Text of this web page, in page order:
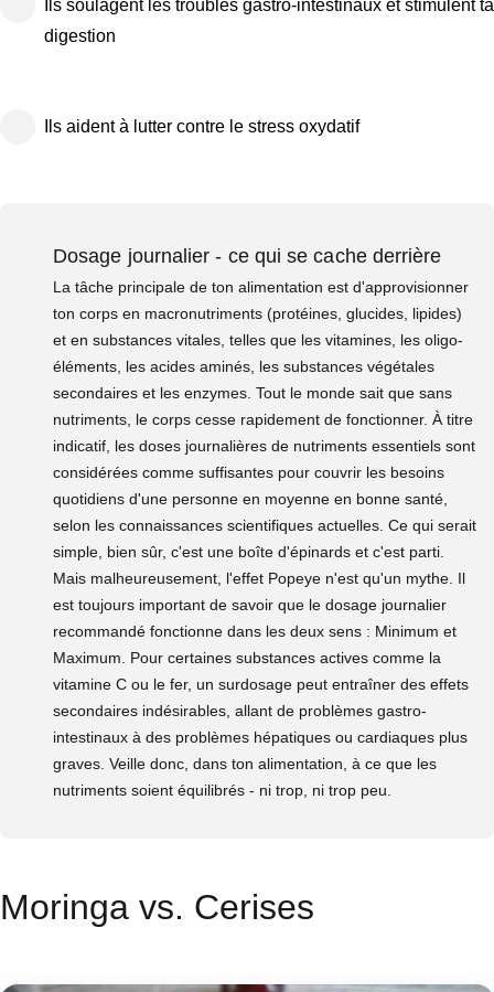
Ils soulagent les troubles gastro-intestinaux et stimulent ta
digestion
Ils aident à lutter contre le stress oxydatif
Dosage journalier - ce qui se cache derrière
La tâche principale de ton alimentation est d'approvisionner
ton corps en macronutriments (protéines, glucides, lipides)
et en substances vitales, telles que les vitamines, les oligo-
éléments, les acides aminés, les substances végétales
secondaires et les enzymes. Tout le monde sait que sans
nutriments, le corps cesse rapidement de fonctionner. À titre
indicatif, les doses journalières de nutriments essentiels sont
considérées comme suffisantes pour couvrir les besoins
quotidiens d'une personne en moyenne en bonne santé,
selon les connaissances scientifiques actuelles. Ce qui serait
simple, bien sûr, c'est une boîte d'épinards et c'est parti.
Mais malheureusement, l'effet Popeye n'est qu'un mythe. Il
est toujours important de savoir que le dosage journalier
recommandé fonctionne dans les deux sens : Minimum et
Maximum. Pour certaines substances actives comme la
vitamine C ou le fer, un surdosage peut entraîner des effets
secondaires indésirables, allant de problèmes gastro-
intestinaux à des problèmes hépatiques ou cardiaques plus
graves. Veille donc, dans ton alimentation, à ce que les
nutriments soient équilibrés - ni trop, ni trop peu.
Moringa vs. Cerises